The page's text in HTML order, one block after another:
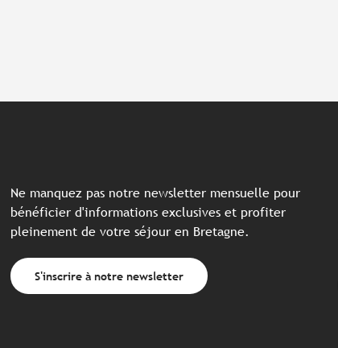
Ne manquez pas notre newsletter mensuelle pour
bénéficier d'informations exclusives et profiter
pleinement de votre séjour en Bretagne.
S'inscrire à notre newsletter